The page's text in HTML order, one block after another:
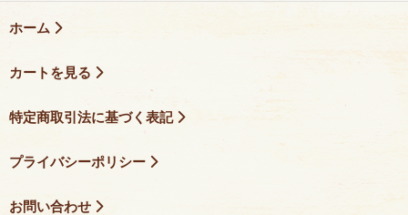
ホーム
カートを見る
特定商取引法に基づく表記
プライバシーポリシー
お問い合わせ